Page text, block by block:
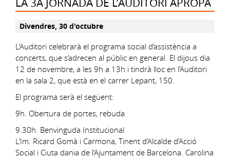
Divendres, 30 d'octubre
L’Auditori celebrarà el programa social d’assistència a
concerts, que s’adrecen al públic en general. El dijous dia
12 de novembre, a les 9h a 13h i tindrà lloc en l’Auditori
en la sala 2, que està en el carrer Lepant, 150.
El programa serà el següent:
9h. Obertura de portes, rebuda
9.30h. Benvinguda Institucional
L’Im. Ricard Gomà i Carmona, Tinent d’Alcalde d’Acció
Social i Ciuta dania de l’Ajuntament de Barcelona. Carolina